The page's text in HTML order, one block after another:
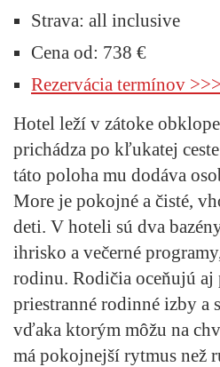
Strava: all inclusive
Cena od: 738 €
Rezervácia termínov >>>
Hotel leží v zátoke
prichádza po kľukatej
táto poloha mu dodáva
More je pokojné a čisté,
deti. V hoteli sú dva
ihrisko a večerné
rodinu. Rodičia oceňujú aj
priestranné rodinné izby a
vďaka ktorým môžu na
má pokojnejší rytmus než